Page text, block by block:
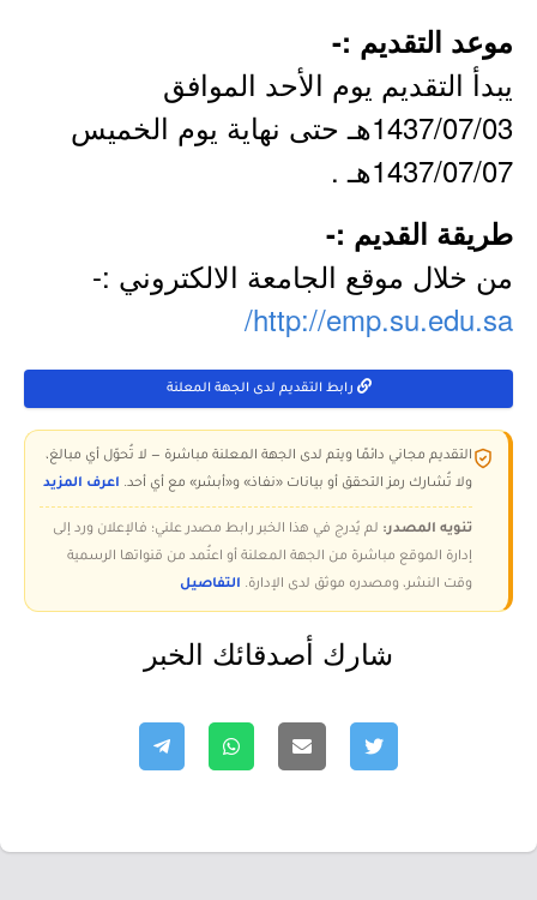
موعد التقديم :-
يبدأ التقديم يوم الأحد الموافق
1437/07/03هـ حتى نهاية يوم الخميس
1437/07/07هـ .
طريقة القديم :-
من خلال موقع الجامعة الالكتروني :-
http://emp.su.edu.sa/
رابط التقديم لدى الجهة المعلنة
التقديم مجاني دائمًا ويتم لدى الجهة المعلنة مباشرة — لا تُحوّل أي مبالغ،
ولا تُشارك رمز التحقق أو بيانات «نفاذ» و«أبشر» مع أي أحد. اعرف المزيد
تنويه المصدر: لم يُدرج في هذا الخبر رابط مصدر علني؛ فالإعلان ورد إلى
إدارة الموقع مباشرة من الجهة المعلنة أو اعتُمد من قنواتها الرسمية
وقت النشر، ومصدره موثق لدى الإدارة. التفاصيل
شارك أصدقائك الخبر